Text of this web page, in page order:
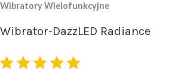
Wibratory Wielofunkcyjne
Wibrator-DazzLED Radiance